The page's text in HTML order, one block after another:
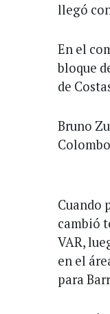
llegó
En el
bloque
de
Bruno
Cuando
cambió
VAR,
en el
para